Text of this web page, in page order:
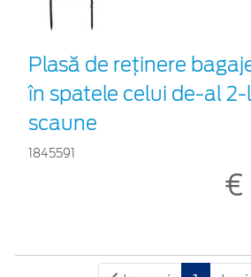
Plasă de reţinere
în spatele celui de-al
scaune
1845591
€